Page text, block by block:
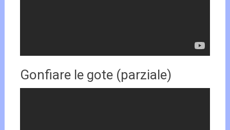
Gonfiare le gote (parziale)